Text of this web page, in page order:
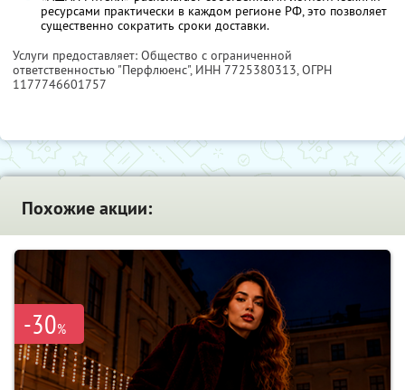
ресурсами практически в каждом регионе РФ, это позволяет
существенно сократить сроки доставки.
Услуги предоставляет: Общество с ограниченной
ответственностью "Перфлюенс", ИНН 7725380313, ОГРН
1177746601757
Похожие акции:
-30%